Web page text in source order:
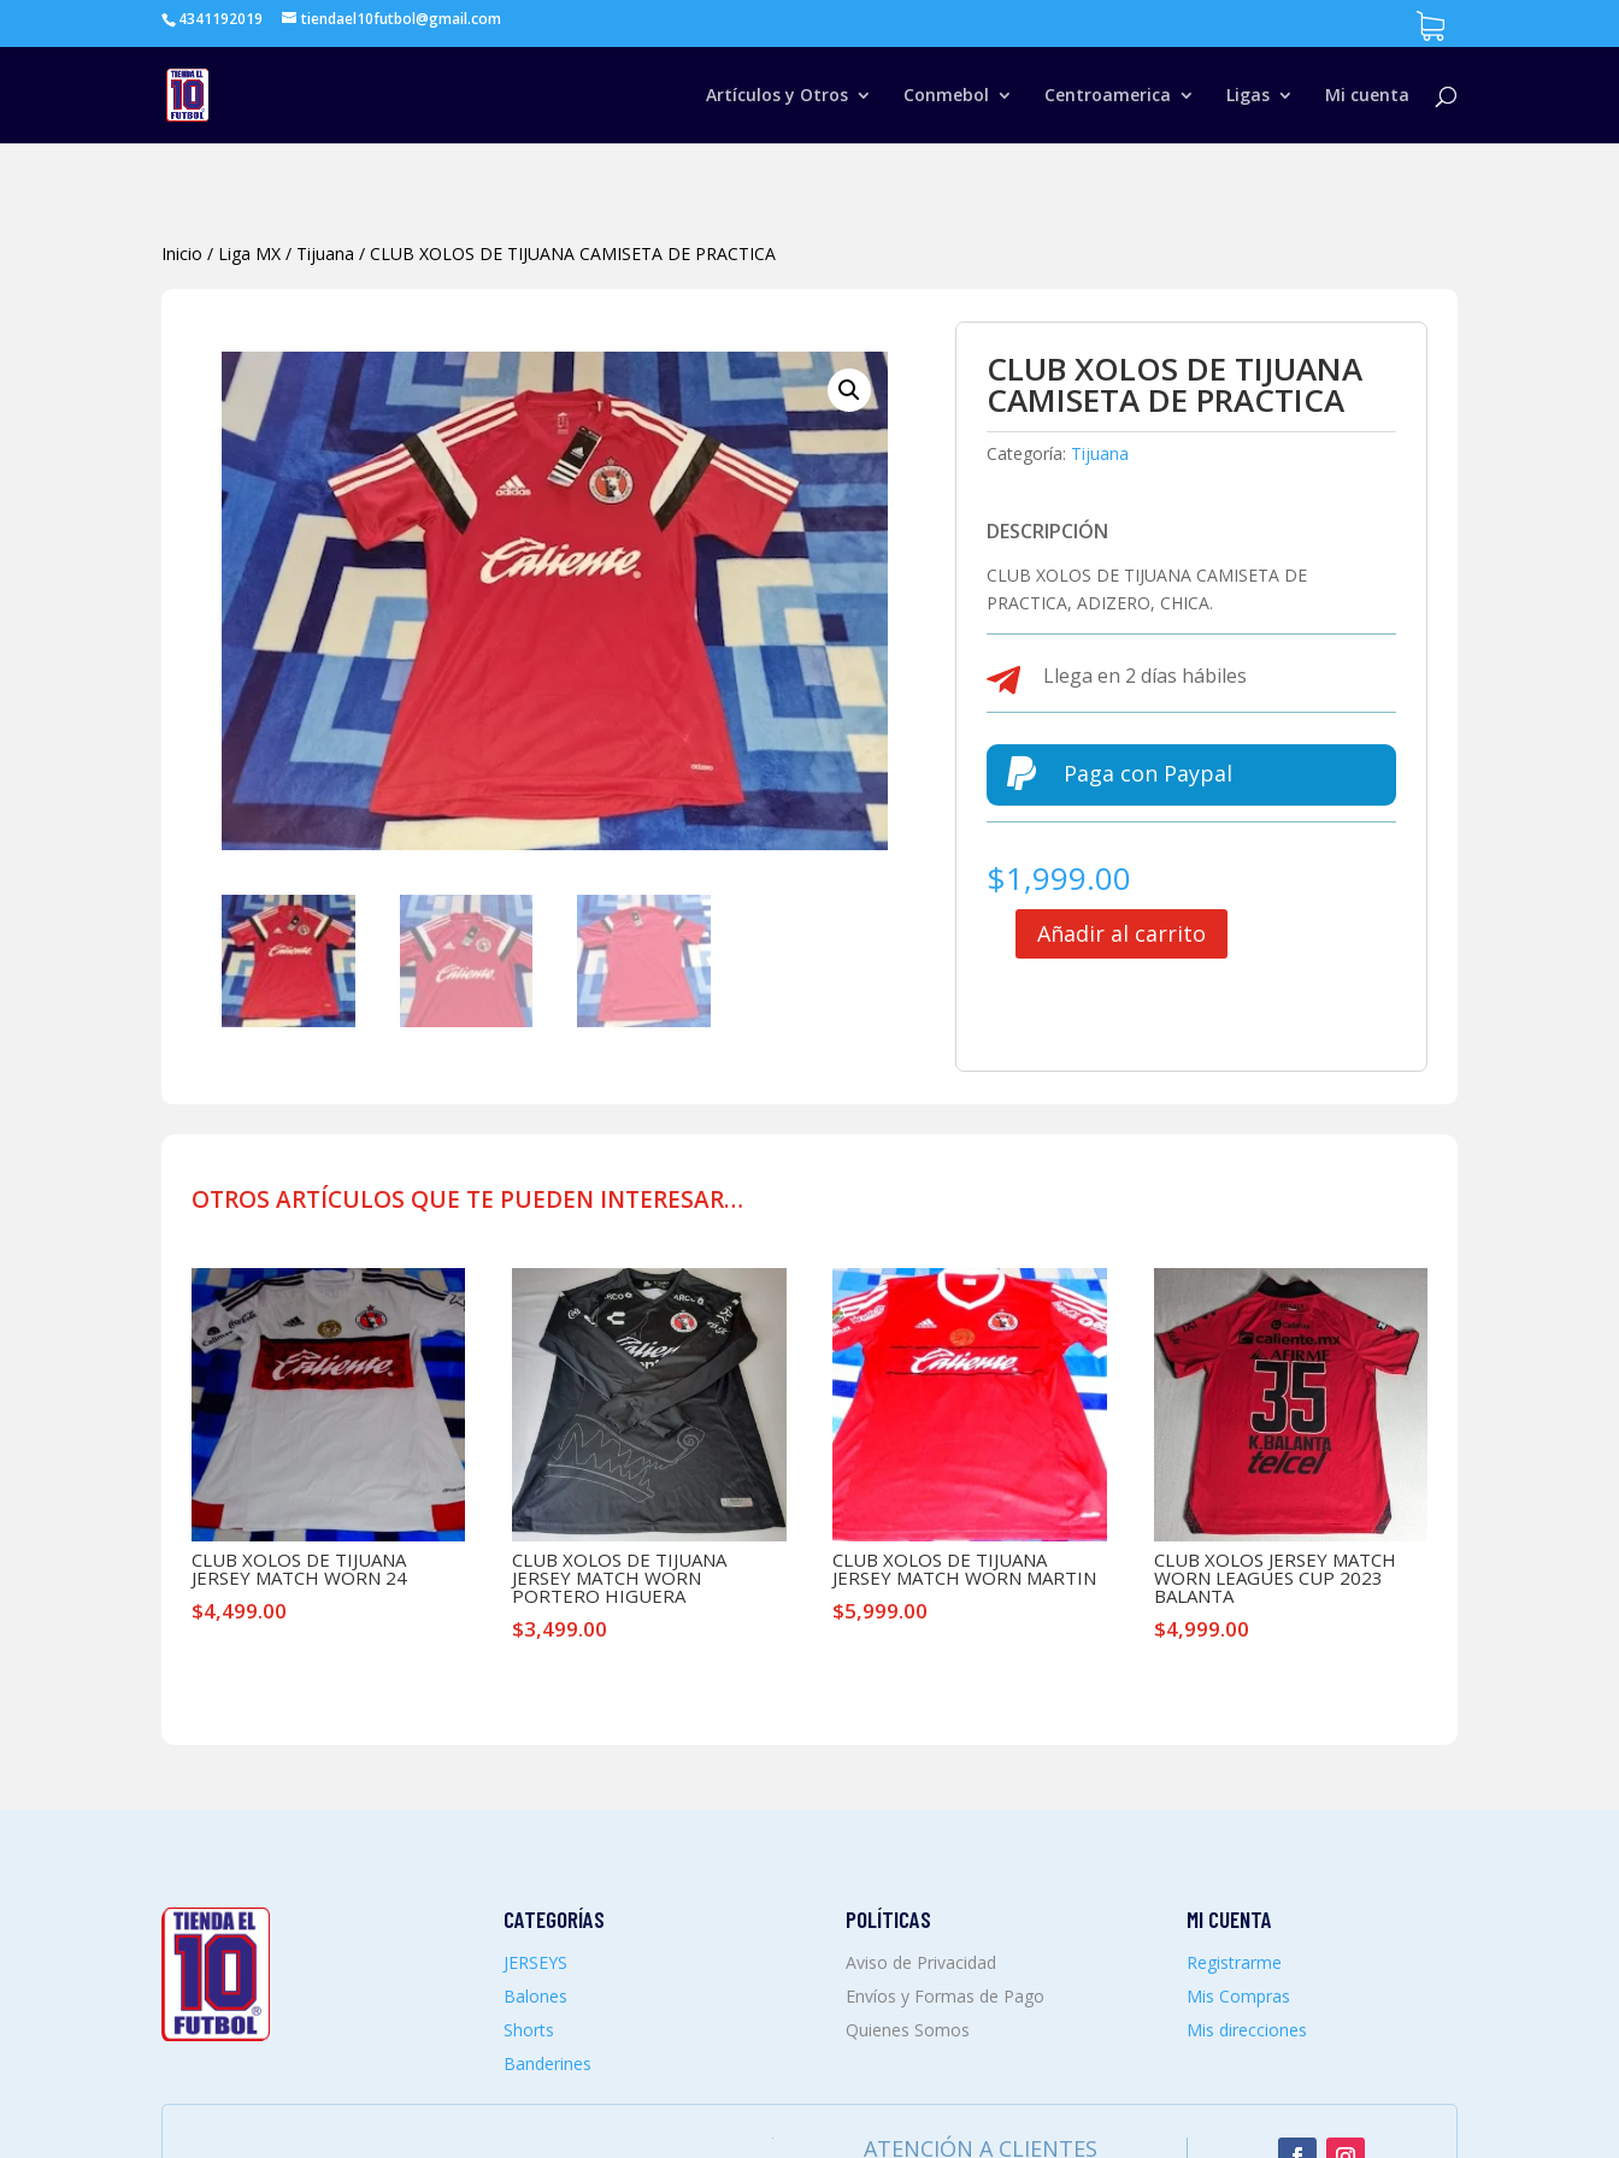
4341192019 tiendael10futbol@gmail.com
Artículos y Otros Conmebol Centroamerica Ligas Mi cuenta
Búsqueda
productos
Inicio / Liga MX / Tijuana /CLUB XOLOS DE TIJUANA CAMISETA DE PRACTICA
CLUB XOLOS DE TIJUANA
CAMISETA DE PRACTICA
Categoría: Tijuana
DESCRIPCIÓN
CLUB XOLOS DE TIJUANA CAMISETA DE
PRACTICA, ADIZERO, CHICA.
 Llega en 2 días hábiles
 Paga con Paypal
$1,999.00
Añadir al carrito
OTROS ARTÍCULOS QUE TE PUEDEN INTERESAR…
CLUB XOLOS DE TIJUANA
JERSEY MATCH WORN 24
$4,499.00
CLUB XOLOS DE TIJUANA
JERSEY MATCH WORN
PORTERO HIGUERA
$3,499.00
CLUB XOLOS DE TIJUANA
JERSEY MATCH WORN MARTIN
$5,999.00
CLUB XOLOS JERSEY MATCH
WORN LEAGUES CUP 2023
BALANTA
$4,999.00
CATEGORÍAS
JERSEYS
Balones
Shorts
Banderines
POLÍTICAS
Aviso de Privacidad
Envíos y Formas de Pago
Quienes Somos
MI CUENTA
Registrarme
Mis Compras
Mis direcciones
ATENCIÓN A CLIENTES